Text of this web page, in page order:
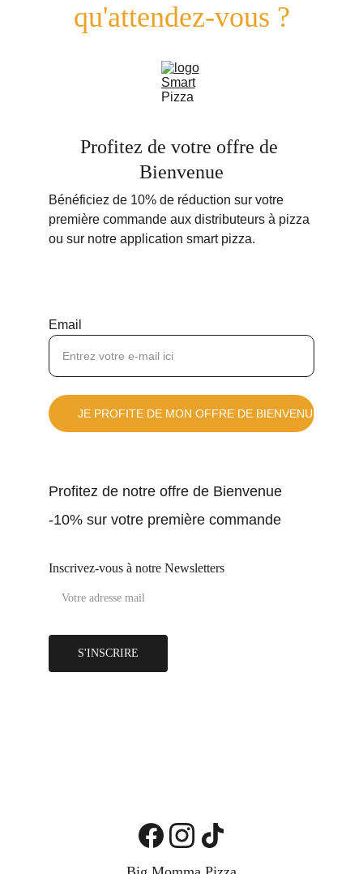
qu'attendez-vous ?
Profitez de votre offre de
Bienvenue
Email
JE PROFITE DE MON OFFRE DE BIENVENUE
Bénéficiez de 10% de réduction sur votre
première commande aux distributeurs à pizza
ou sur notre application smart pizza.
Profitez de notre offre de Bienvenue
-10% sur votre première commande
Inscrivez-vous à notre Newsletters
S'INSCRIRE